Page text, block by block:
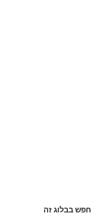
חפש בבלוג זה